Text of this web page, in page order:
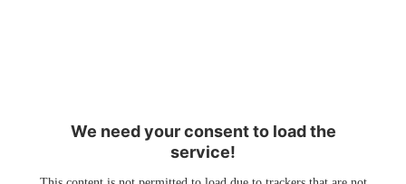
We need your consent to load the
service!